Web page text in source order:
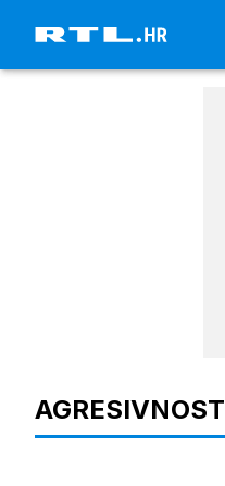
AGRESIVNOST